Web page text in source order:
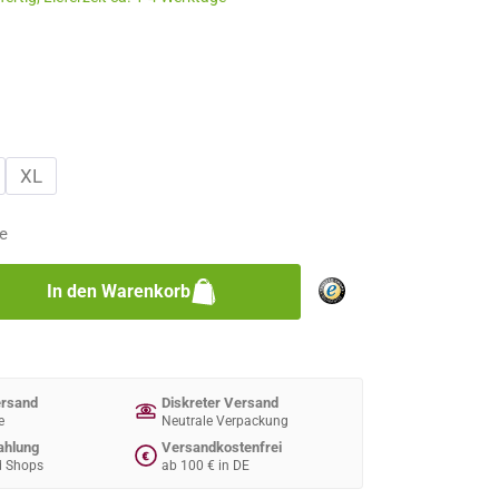
XL
Gib den gewünschten Wert ein
In den Warenkorb
Diskreter Versand
Neutrale Verpackung
Shops
€
Versandkostenfrei
ab 100 € in DE